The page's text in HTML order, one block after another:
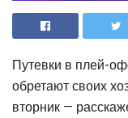
Путевки в плей-
обретают своих
вторник —